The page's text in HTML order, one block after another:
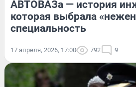
АВТОВАЗа — история
которая выбрала
специальность
17 апреля, 2026, 17:00 792 9